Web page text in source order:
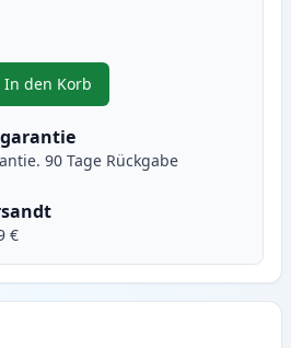
um anzupassen
In den Korb
, Canon BJI-643 (BJI-643M)
90 Tage Rückgabe
€